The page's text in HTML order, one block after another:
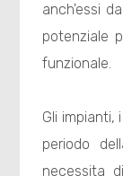
anch'essi
potenziale
funzionale.
Gli impianti,
periodo
necessita